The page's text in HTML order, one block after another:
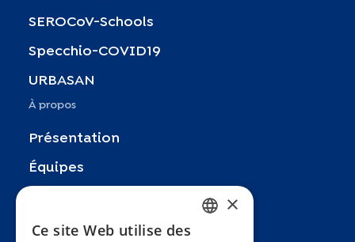
SEROCoV-Schools
Specchio-COVID19
URBASAN
À propos
Présentation
Équipes
Recherches
FRENCH
×
Ce site Web utilise des